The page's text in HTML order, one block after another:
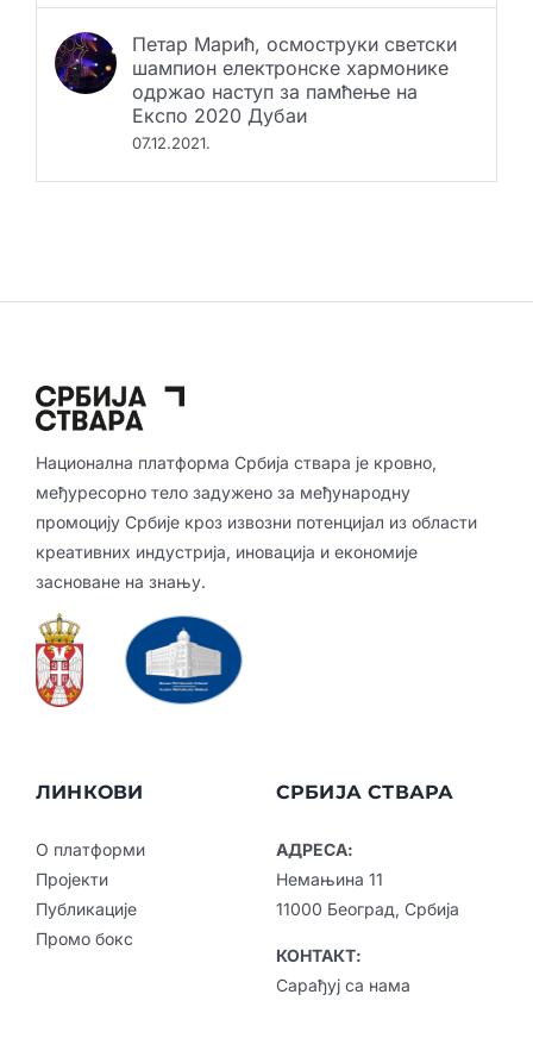
Петар Марић, осмоструки светски
шампион електронске хармонике
одржао наступ за памћење на
Експо 2020 Дубаи
07.12.2021.
Национална платформа Србија ствара је кровно,
међуресорно тело задужено за међународну
промоцију Србије кроз извозни потенцијал из области
креативних индустрија, иновација и економије
засноване на знању.
ЛИНКОВИ
О платформи
Пројекти
Публикације
Промо бокс
СРБИЈА СТВАРА
АДРЕСА:
Немањина 11
11000 Београд, Србија
КОНТАКТ:
Сарађуј са нама